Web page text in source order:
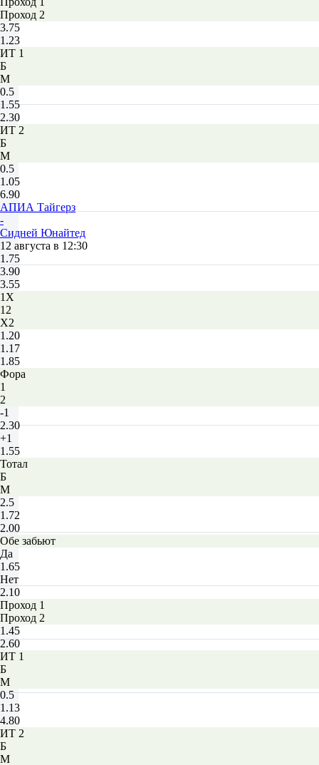
Проход 2
3.75
1.23
ИТ 1
Б
М
0.5
1.55
2.30
ИТ 2
Б
М
0.5
1.05
6.90
АПИА Тайгерз
-
Сидней Юнайтед
12 августа в 12:30
1.75
3.90
3.55
1X
12
X2
1.20
1.17
1.85
Фора
1
2
-1
2.30
+1
1.55
Тотал
Б
М
2.5
1.72
2.00
Обе забьют
Да
1.65
Нет
2.10
Проход 1
Проход 2
1.45
2.60
ИТ 1
Б
М
0.5
1.13
4.80
ИТ 2
Б
М